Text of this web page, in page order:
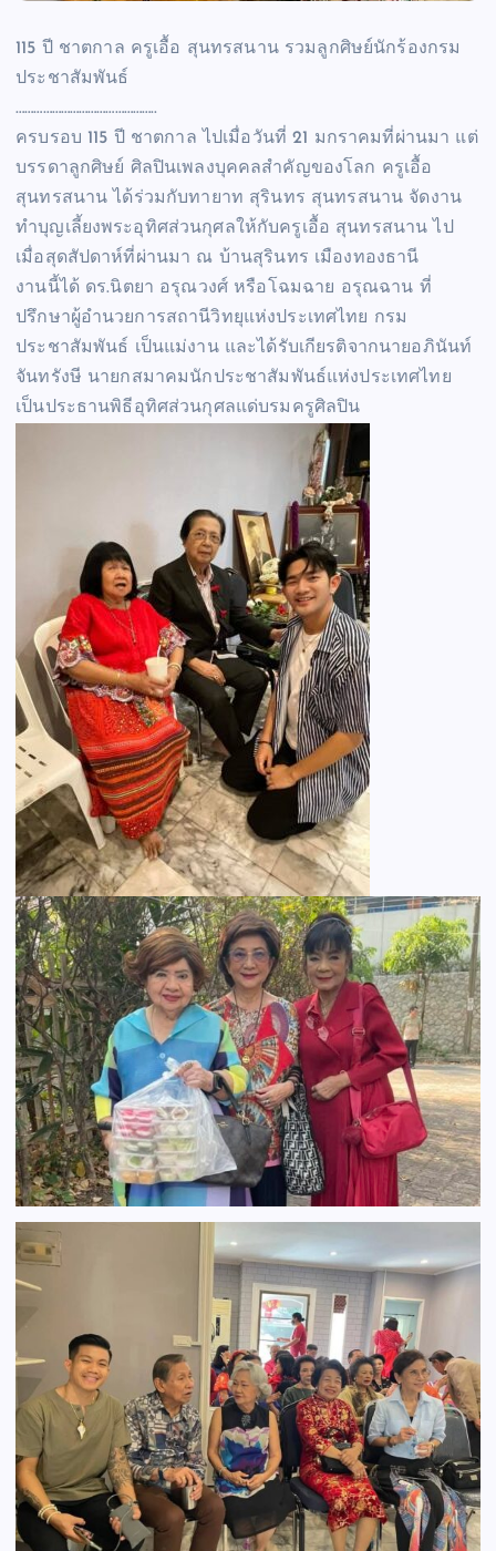
115 ปี ชาตกาล ครูเอื้อ สุนทรสนาน รวมลูกศิษย์นักร้องกรม
ประชาสัมพันธ์
………………………………………..
ครบรอบ 115 ปี ชาตกาล ไปเมื่อวันที่ 21 มกราคมที่ผ่านมา แต่
บรรดาลูกศิษย์ ศิลปินเพลงบุคคลสำคัญของโลก ครูเอื้อ
สุนทรสนาน ได้ร่วมกับทายาท สุรินทร สุนทรสนาน จัดงาน
ทำบุญเลี้ยงพระอุทิศส่วนกุศลให้กับครูเอื้อ สุนทรสนาน ไป
เมื่อสุดสัปดาห์ที่ผ่านมา ณ บ้านสุรินทร เมืองทองธานี
งานนี้ได้ ดร.นิตยา อรุณวงศ์ หรือโฉมฉาย อรุณฉาน ที่
ปรึกษาผู้อำนวยการสถานีวิทยุแห่งประเทศไทย กรม
ประชาสัมพันธ์ เป็นแม่งาน และได้รับเกียรติจากนายอภินันท์
จันทรังษี นายกสมาคมนักประชาสัมพันธ์แห่งประเทศไทย
เป็นประธานพิธีอุทิศส่วนกุศลแด่บรมครูศิลปิน